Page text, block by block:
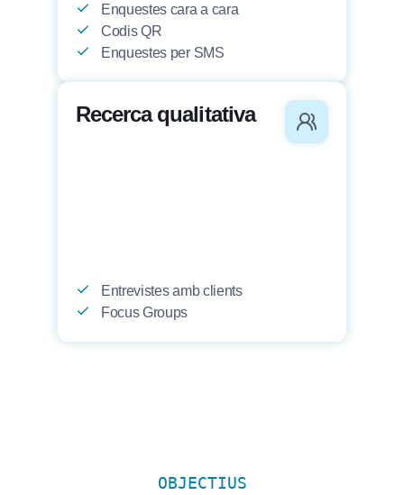
Enquestes cara a cara
Codis QR
Enquestes per SMS
Recerca qualitativa
Entrevistes amb clients
Focus Groups
OBJECTIUS